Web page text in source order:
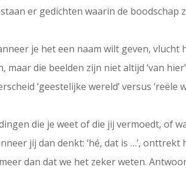
er gedichten waarin de
je het een naam wilt geven, vlucht
die beelden zijn niet altijd ‘van
‘geestelijke wereld’ versus ‘reële
die je weet of die jij vermoedt, of
jij dan denkt: ‘hé, dat is …’, onttrekt
dan dat we het zeker weten.